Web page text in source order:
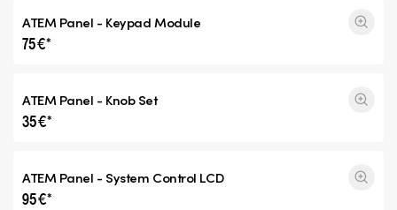
ATEM Panel - Keypad Module
75 €*
ATEM Panel - Knob Set
35 €*
ATEM Panel - System Control LCD
95 €*